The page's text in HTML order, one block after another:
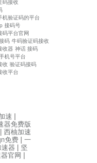
码接收
机验证码的平台
接码号
码平台官网
码 牛码验证码接收
收器 神话 接码
机号平台
收 验证码接码
收平台
速 |
器免费版
| 西柚加速
免费 | 一
器 | 坚
官网 |